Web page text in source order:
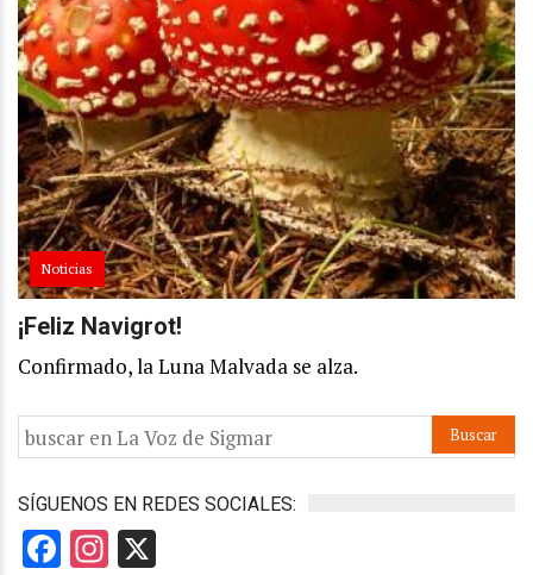
Noticias
¡Feliz Navigrot!
Confirmado, la Luna Malvada se alza.
SÍGUENOS EN REDES SOCIALES:
Facebook
Instagram